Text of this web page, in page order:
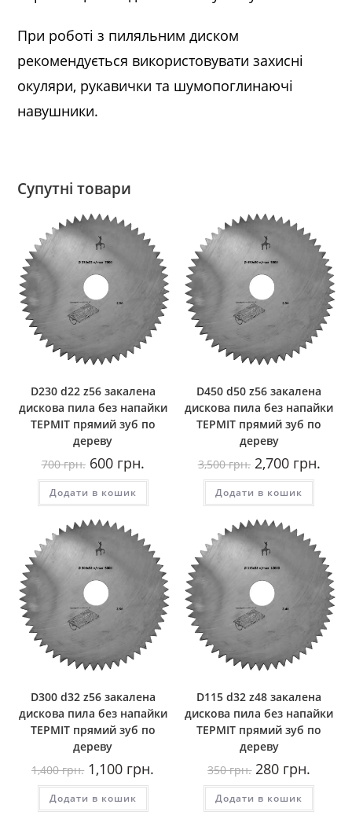
При роботі з пиляльним диском
рекомендується використовувати захисні
окуляри, рукавички та шумопоглинаючі
навушники.
Супутні товари
D230 d22 z56 закалена
дискова пила без напайки
ТЕРМІТ прямий зуб по
дереву
700грн. Оригінальна
ціна:
700
грн..
600грн.ціна:
600
Додати в кошик
D450 d50 z56 закалена
дискова пила без напайки
ТЕРМІТ прямий зуб по
дереву
3,500грн. Оригінальна
ціна:
3,500
грн..
2,700грн.ціна:
Додати в кошик
D300 d32 z56 закалена
дискова пила без напайки
ТЕРМІТ прямий зуб по
дереву
1,400грн. Оригінальна
ціна:
1,400
грн..
1,100 грн.
Додати в кошик
D115 d32 z48 закалена
дискова пила без напайки
ТЕРМІТ прямий зуб по
дереву
350грн. Оригінальна
ціна:
350
грн..
280 грн.
280
Додати в кошик